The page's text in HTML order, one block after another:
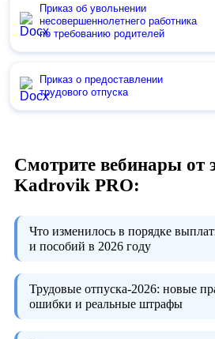
Приказ об увольнении
несовершеннолетнего работника
по требованию родителей
Приказ о предоставлении
трудового отпуска
Смотрите вебинары от
Kadrovik PRO:
Что изменилось в порядке
и пособий в 2026 году
Трудовые отпуска-2026: новые
ошибки и реальные штрафы